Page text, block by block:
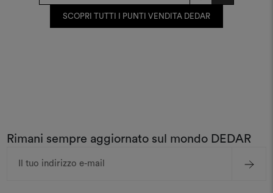
SCOPRI TUTTI I PUNTI VENDITA DEDAR
Rimani sempre aggiornato sul mondo DEDAR